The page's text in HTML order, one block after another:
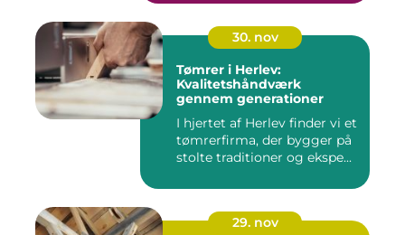
30. nov
Tømrer i Herlev:
Kvalitetshåndværk
gennem generationer
I hjertet af Herlev finder vi et
tømrerfirma, der bygger på
stolte traditioner og ekspe...
29. nov